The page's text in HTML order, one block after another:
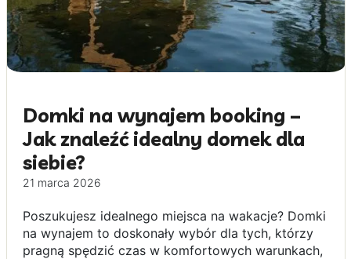
Domki na wynajem booking –
Jak znaleźć idealny domek dla
siebie?
21 marca 2026
Poszukujesz idealnego miejsca na wakacje? Domki
na wynajem to doskonały wybór dla tych, którzy
pragną spędzić czas w komfortowych warunkach,